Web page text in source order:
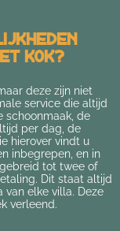
kok?
deze zijn niet
service die altijd
schoonmaak, de
per dag, de
hierover vindt u
inbegrepen, en in
tot twee of
Dit staat altijd
elke villa. Deze
verleend.